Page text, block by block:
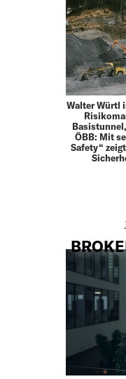
Walter Würtl
ÖBB: Mit
Safety“